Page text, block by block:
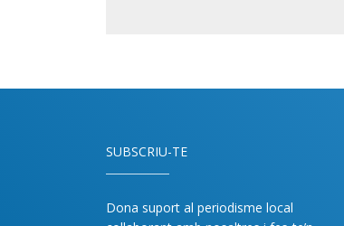
SUBSCRIU-TE
Dona suport al periodisme local